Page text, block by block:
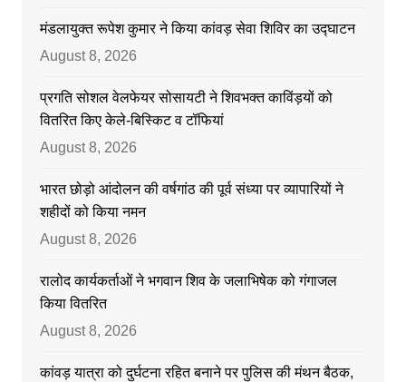
मंडलायुक्त रूपेश कुमार ने किया कांवड़ सेवा शिविर का उद्घाटन
August 8, 2026
प्रगति सोशल वेलफेयर सोसायटी ने शिवभक्त काविंड़यों को
वितरित किए केले-बिस्किट व टॉफियां
August 8, 2026
भारत छोड़ो आंदोलन की वर्षगांठ की पूर्व संध्या पर व्यापारियों ने
शहीदों को किया नमन
August 8, 2026
रालोद कार्यकर्ताओं ने भगवान शिव के जलाभिषेक को गंगाजल
किया वितरित
August 8, 2026
कांवड़ यात्रा को दुर्घटना रहित बनाने पर पुलिस की मंथन बैठक,